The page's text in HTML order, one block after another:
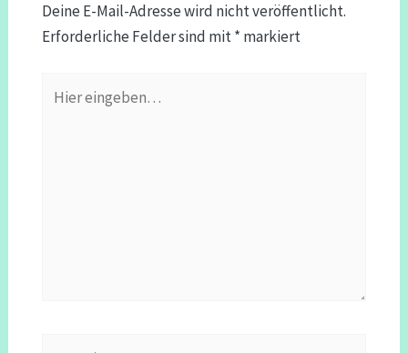
Deine E-Mail-Adresse wird nicht veröffentlicht.
Erforderliche Felder sind mit* markiert
eingeben…